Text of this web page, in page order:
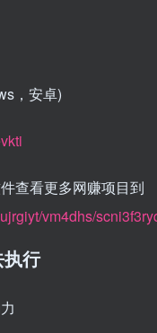
，安卓)
查看更多网赚项目到
vm4dhs/
行